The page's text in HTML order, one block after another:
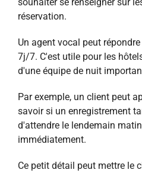
souhaiter se renseigner sur
réservation.
Un agent vocal peut
7j/7. C'est utile pour les
d'une équipe de nuit
Par exemple, un client peut
savoir si un enregistrement
d'attendre le lendemain
immédiatement.
Ce petit détail peut mettre le